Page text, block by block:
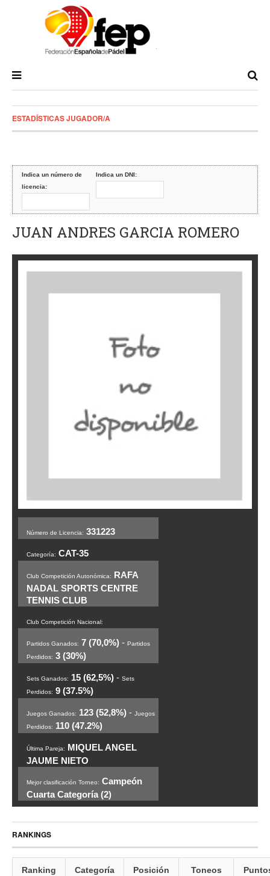
ESTADÍSTICAS JUGADOR/A
Indica un número de
licencia:
Indica un DNI:
JUAN ANDRES GARCIA ROMERO
Número de Licencia: 331223
Categoría: CAT-35
Club Competición Autonómica: RAFA
NADAL SPORTS CENTRE
TENNIS CLUB
Club Competición Nacional:
Partidos Ganados: 7 (70,0%) - Partidos
Perdidos: 3 (30%)
Sets Ganados: 15 (62,5%) - Sets
Perdidos: 9 (37.5%)
Juegos Ganados: 123 (52,8%) - Juegos
Perdidos: 110 (47.2%)
Última Pareja: MIQUEL ANGEL
JAUME NIETO
Mejor clasificación Torneo: Campeón
Cuarta Categoría (2)
RANKINGS
Ranking Categoría Posición
Toneos